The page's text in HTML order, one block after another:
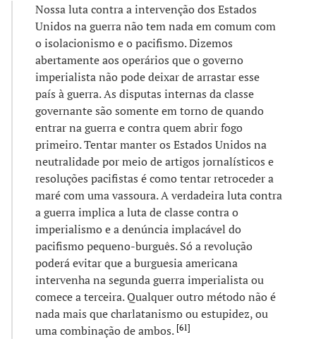
Nossa luta contra a intervenção dos Estados
Unidos na guerra não tem nada em comum com
o isolacionismo e o pacifismo. Dizemos
abertamente aos operários que o governo
imperialista não pode deixar de arrastar esse
país à guerra. As disputas internas da classe
governante são somente em torno de quando
entrar na guerra e contra quem abrir fogo
primeiro. Tentar manter os Estados Unidos na
neutralidade por meio de artigos jornalísticos e
resoluções pacifistas é como tentar retroceder a
maré com uma vassoura. A verdadeira luta contra
a guerra implica a luta de classe contra o
imperialismo e a denúncia implacável do
pacifismo pequeno-burguês. Só a revolução
poderá evitar que a burguesia americana
intervenha na segunda guerra imperialista ou
comece a terceira. Qualquer outro método não é
nada mais que charlatanismo ou estupidez, ou
uma combinação de ambos. [61]